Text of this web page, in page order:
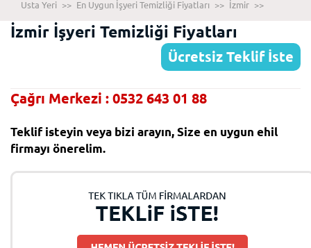
Usta Yeri >> En Uygun İşyeri Temizliği Fiyatları >> İzmir >>
İzmir İşyeri Temizliği Fiyatları
Ücretsiz Teklif İste
Çağrı Merkezi : 0532 643 01 88
Teklif isteyin veya bizi arayın, Size en uygun ehil
firmayı önerelim.